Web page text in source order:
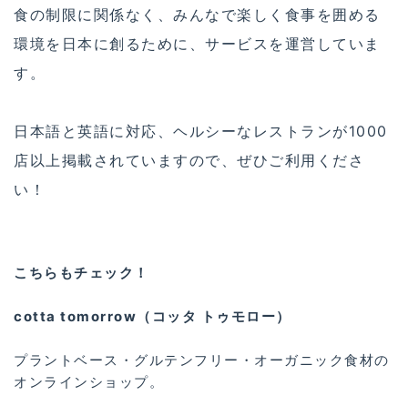
食の制限に関係なく、みんなで楽しく食事を囲める
環境を日本に創るために、サービスを運営していま
す。
日本語と英語に対応、ヘルシーなレストランが1000
店以上掲載されていますので、ぜひご利用くださ
い！
こちらもチェック！
cotta tomorrow（コッタ トゥモロー）
プラントベース・グルテンフリー・オーガニック食材の
オンラインショップ。